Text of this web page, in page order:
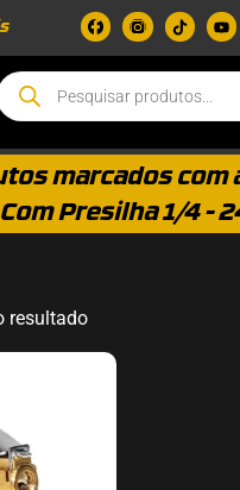
marcados com
Presilha 1/4 -
resultado